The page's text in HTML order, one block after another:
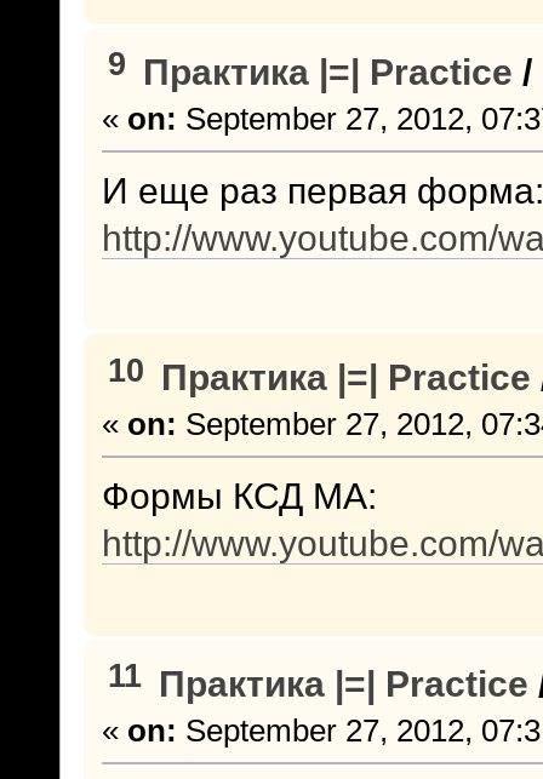
9 Практика |=| Practice /
« on: September 27, 2012,
И еще раз первая форма:
http://www.youtube.com/
10 Практика |=| Practice
« on: September 27, 2012,
Формы КСД МА:
http://www.youtube.com/
11 Практика |=| Practice
« on: September 27, 2012,